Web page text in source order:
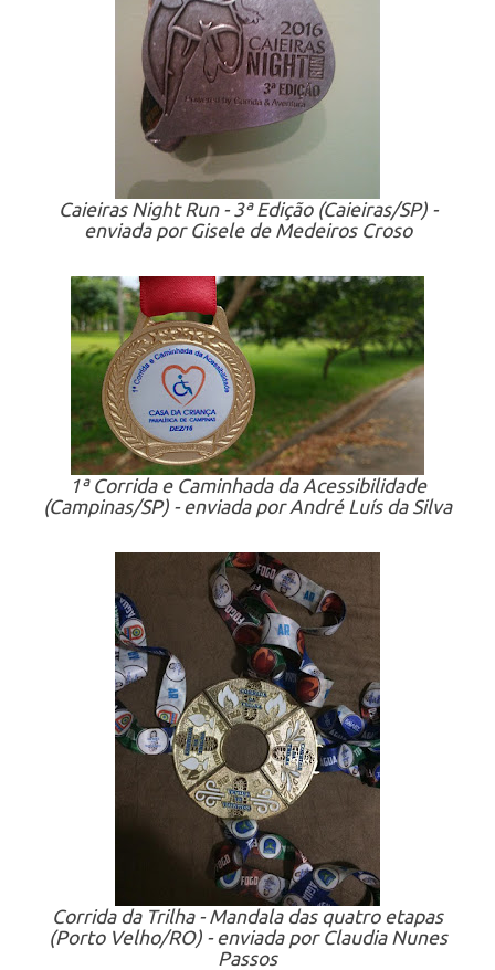
Caieiras Night Run - 3ª Edição (Caieiras/SP) -
enviada por Gisele de Medeiros Croso
1ª Corrida e Caminhada da Acessibilidade
(Campinas/SP) - enviada por André Luís da Silva
Corrida da Trilha - Mandala das quatro etapas
(Porto Velho/RO) - enviada por Claudia Nunes
Passos